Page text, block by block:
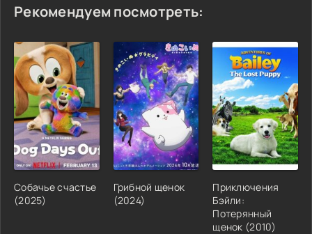
Рекомендуем посмотреть:
Собачье счастье
(2025)
Грибной щенок
(2024)
Приключения
Бэйли:
Потерянный
щенок (2010)